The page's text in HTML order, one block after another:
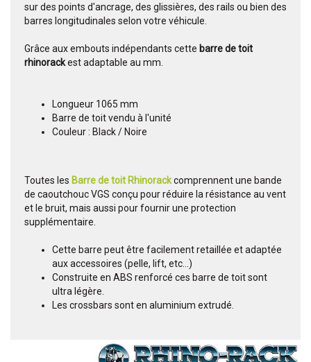
sur des points d'ancrage, des glissières, des rails ou bien des
barres longitudinales selon votre véhicule.
Grâce aux embouts indépendants cette barre de toit
rhinorackest adaptable au mm.
Longueur 1065 mm
Barre de toit vendu à l'unité
Couleur : Black / Noire
Toutes les Barre de toit Rhinorackcomprennent une bande
de caoutchouc VGS conçu pour réduire la résistance au vent
et le bruit, mais aussi pour fournir une protection
supplémentaire.
Cette barre peut être facilement retaillée et adaptée
aux accessoires (pelle, lift, etc...)
Construite en ABS renforcé ces barre de toit sont
ultra légère.
Les crossbars sont en aluminium extrudé.